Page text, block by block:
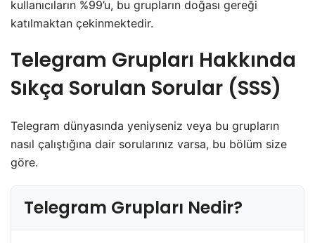
kullanıcıların %99’u, bu grupların doğası gereği
katılmaktan çekinmektedir.
​Telegram Grupları Hakkında
Sıkça Sorulan Sorular (SSS)
​Telegram dünyasında yeniyseniz veya bu grupların
nasıl çalıştığına dair sorularınız varsa, bu bölüm size
göre.
Telegram Grupları Nedir?